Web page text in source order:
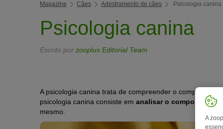
Magazine Cães Adestramento de cães Psicologia canina
Psicologia canina
Escrito por zooplus Editorial Team
A psicologia canina trata de compreender o
psicologia canina consiste em analisar o
mesmo.
A